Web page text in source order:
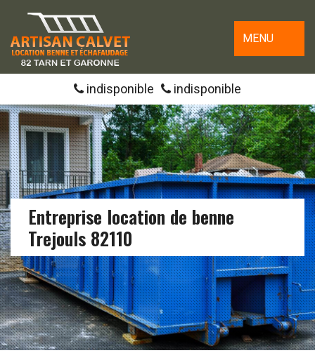
MENU
indisponible indisponible
Entreprise location de benne
Trejouls 82110